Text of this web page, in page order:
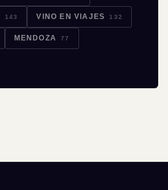
143 VINO EN VIAJES 132
MENDOZA 77